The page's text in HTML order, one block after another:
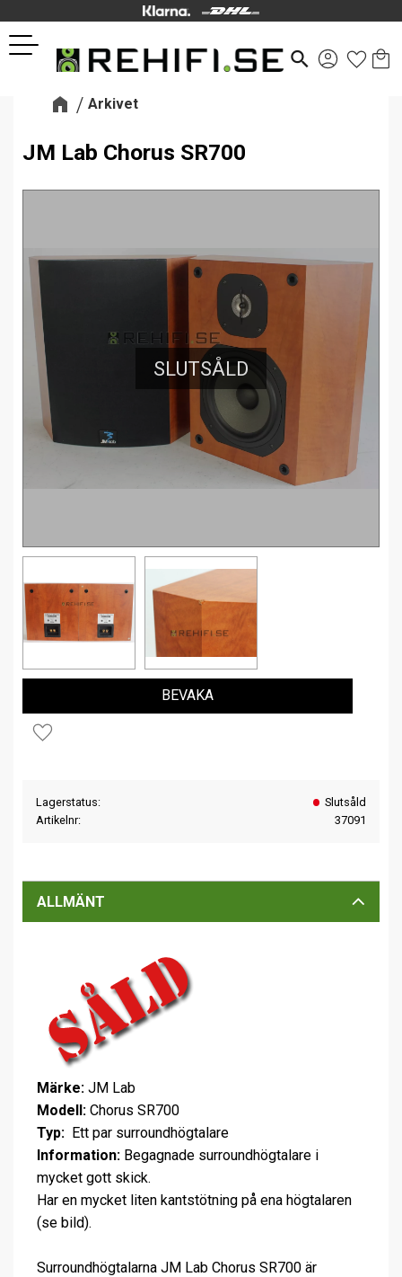
Meny
search
Arkivet
JM Lab Chorus SR700
SLUTSÅLD
Lägg till i favoriter
BEVAKA
Lagerstatus
Slutsåld
Artikelnr
37091
ALLMÄNT
Märke: JM Lab
Modell: Chorus SR700
Typ: Ett par surroundhögtalare
Information: Begagnade surroundhögtalare i
mycket gott skick.
Har en mycket liten kantstötning på ena högtalaren
(se bild).
Surroundhögtalarna JM Lab Chorus SR700 är